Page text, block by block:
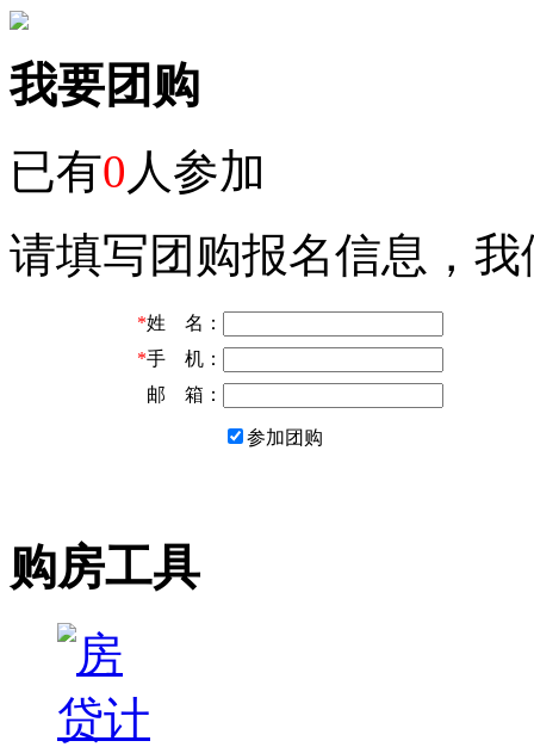
我要团购
已有0 人参加
请填写团购报名信息，
*姓 名：
*手 机：
邮 箱：
参加团购
购房工具